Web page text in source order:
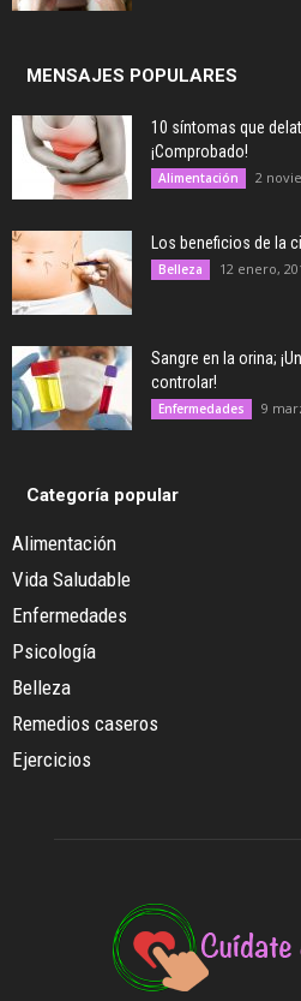
MENSAJES POPULARES
10 síntomas que
¡Comprobado!
Alimentación 2
Los beneficios de la
Belleza 12 enero,
Sangre en la orina;
controlar!
Enfermedades 9
Categoría popular
Alimentación
Vida Saludable
Enfermedades
Psicología
Belleza
Remedios caseros
Ejercicios